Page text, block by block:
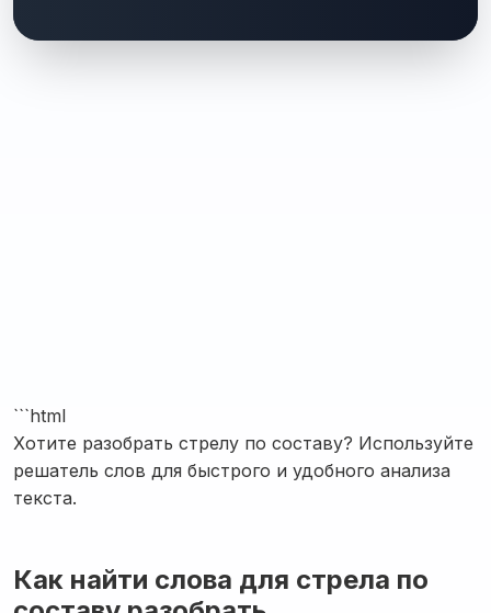
```html
Хотите разобрать стрелу по составу? Используйте
решатель слов для быстрого и удобного анализа
текста.
Как найти слова для стрела по